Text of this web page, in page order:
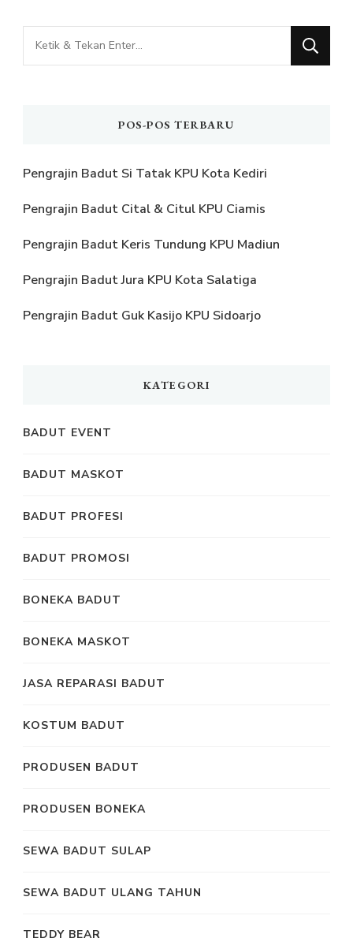
Mencari
Sesuatu?
POS-POS TERBARU
Pengrajin Badut Si Tatak KPU Kota Kediri
Pengrajin Badut Cital & Citul KPU Ciamis
Pengrajin Badut Keris Tundung KPU Madiun
Pengrajin Badut Jura KPU Kota Salatiga
Pengrajin Badut Guk Kasijo KPU Sidoarjo
KATEGORI
BADUT EVENT
BADUT MASKOT
BADUT PROFESI
BADUT PROMOSI
BONEKA BADUT
BONEKA MASKOT
JASA REPARASI BADUT
KOSTUM BADUT
PRODUSEN BADUT
PRODUSEN BONEKA
SEWA BADUT SULAP
SEWA BADUT ULANG TAHUN
TEDDY BEAR